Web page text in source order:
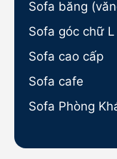
Sofa băng
Sofa góc chữ L
Sofa cao cấp
Sofa cafe
Sofa Phòng